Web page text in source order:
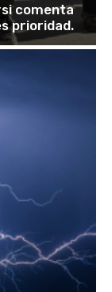
comenta
prioridad.